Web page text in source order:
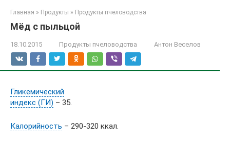
Главная » Продукты » Продукты пчеловодства
Мёд с пыльцой
18.10.2015 Продукты пчеловодства Антон Веселов
Гликемический
индекс (ГИ) – 35.
Калорийность – 290-320 ккал.